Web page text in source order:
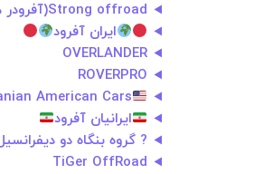
Strong offroad(آفرودر ها)
ایران آفرود
OVERLANDER
ROVERPRO
ایرانیان آفرود
? گروه بنگاه دو
TiGer OffRoad